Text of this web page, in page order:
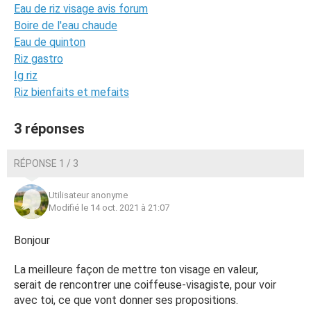
Eau de riz visage avis forum
Boire de l'eau chaude
Eau de quinton
Riz gastro
Ig riz
Riz bienfaits et mefaits
3 réponses
RÉPONSE 1 / 3
Utilisateur anonyme
Modifié le 14 oct. 2021 à 21:07
Bonjour
La meilleure façon de mettre ton visage en valeur,
serait de rencontrer une coiffeuse-visagiste, pour voir
avec toi, ce que vont donner ses propositions.